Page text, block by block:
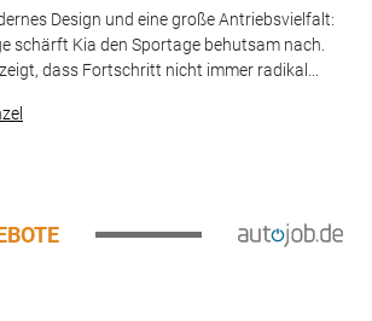
Design und eine große Antriebsvielfalt:
schärft Kia den Sportage behutsam nach.
dass Fortschritt nicht immer radikal...